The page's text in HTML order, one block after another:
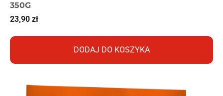
350G
23,90 zł
DODAJ DO KOSZYKA